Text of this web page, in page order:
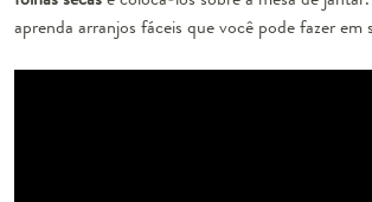
aprenda arranjos fáceis que você pode fazer em